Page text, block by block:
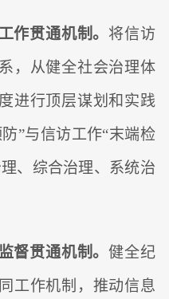
作贯通机制。 将信访
，从健全社会治理体
进行顶层谋划和实践
”与信访工作“末端检
、综合治理、系统治
督贯通机制。健全纪
工作机制，推动信息